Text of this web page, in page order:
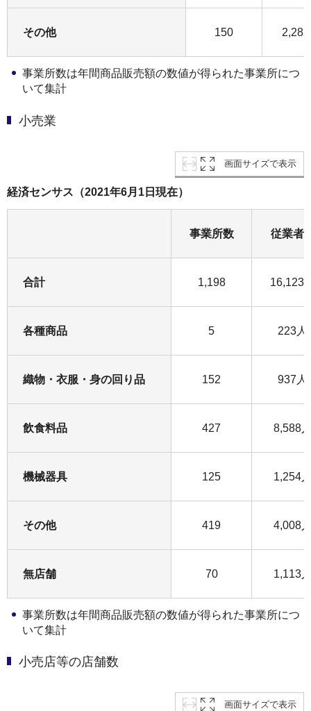
その他 150
事業所数は年間商品販売額の数値が得られた事業所につ
いて集計
小売業
画面サイズで表示
経済センサス（2021年6月1日現在）
事業所数 従業者
合計 1,198 16,123
各種商品 5 223人
織物・衣服・身の回り品 152 937人
飲食料品 427 8,588
機械器具 125 1,254
その他 419 4,008
無店舗 70 1,113
事業所数は年間商品販売額の数値が得られた事業所につ
いて集計
小売店等の店舗数
画面サイズで表示